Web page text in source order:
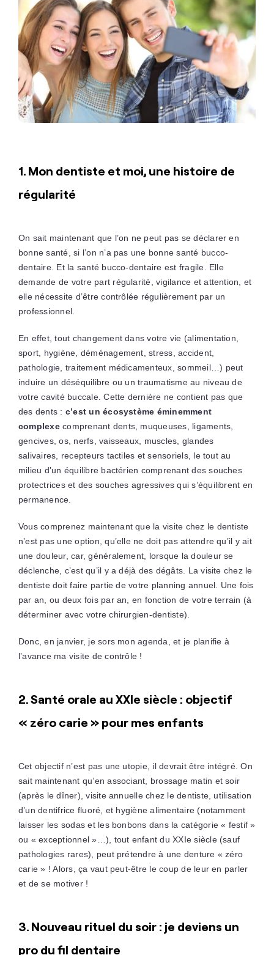
1. Mon dentiste et moi, une histoire de
régularité
On sait maintenant que l’on ne peut pas se déclarer en
bonne santé, si l’on n’a pas une bonne santé bucco-
dentaire. Et la santé bucco-dentaire est fragile. Elle
demande de votre part régularité, vigilance et attention, et
elle nécessite d’être contrôlée régulièrement par un
professionnel.
En effet, tout changement dans votre vie (alimentation,
sport, hygiène, déménagement, stress, accident,
pathologie, traitement médicamenteux, sommeil…) peut
induire un déséquilibre ou un traumatisme au niveau de
votre cavité buccale. Cette dernière ne contient pas que
des dents : c’est un écosystème éminemment
complexecomprenant dents, muqueuses, ligaments,
gencives, os, nerfs, vaisseaux, muscles, glandes
salivaires, recepteurs tactiles et sensoriels, le tout au
milieu d’un équilibre bactérien comprenant des souches
protectrices et des souches agressives qui s’équilibrent en
permanence.
Vous comprenez maintenant que la visite chez le dentiste
n’est pas une option, qu’elle ne doit pas attendre qu’il y ait
une douleur, car, généralement, lorsque la douleur se
déclenche, c’est qu’il y a déjà des dégâts. La visite chez le
dentiste doit faire partie de votre planning annuel. Une fois
par an, ou deux fois par an, en fonction de votre terrain (à
déterminer avec votre chirurgien-dentiste).
Donc, en janvier, je sors mon agenda, et je planifie à
l’avance ma visite de contrôle !
2. Santé orale au XXIe siècle : objectif
« zéro carie » pour mes enfants
Cet objectif n’est pas une utopie, il devrait être intégré. On
sait maintenant qu’en associant, brossage matin et soir
(après le dîner), visite annuelle chez le dentiste, utilisation
d’un dentifrice fluoré, et hygiène alimentaire (notamment
laisser les sodas et les bonbons dans la catégorie « festif »
ou « exceptionnel »…), tout enfant du XXIe siècle (sauf
pathologies rares), peut prétendre à une denture « zéro
carie » ! Alors, ça vaut peut-être le coup de leur en parler
et de se motiver !
3. Nouveau rituel du soir : je deviens un
pro du fil dentaire